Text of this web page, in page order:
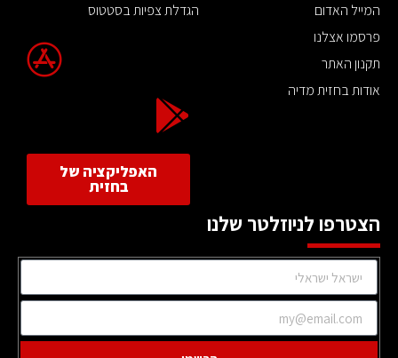
המייל האדום
פרסמו אצלנו
תקנון האתר
אודות בחזית מדיה
הגדלת צפיות בסטטוס
האפליקציה של
בחזית
הצטרפו לניוזלטר שלנו